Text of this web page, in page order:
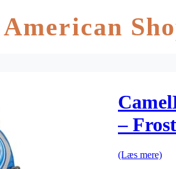
American
–
(Læs mere)